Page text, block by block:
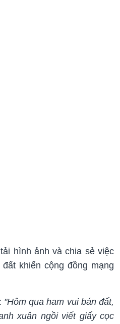
hình ảnh và chia sẻ việc
khiến cộng đồng mạng
"Hôm qua ham vui bán đất,
xuân ngồi viết giấy cọc